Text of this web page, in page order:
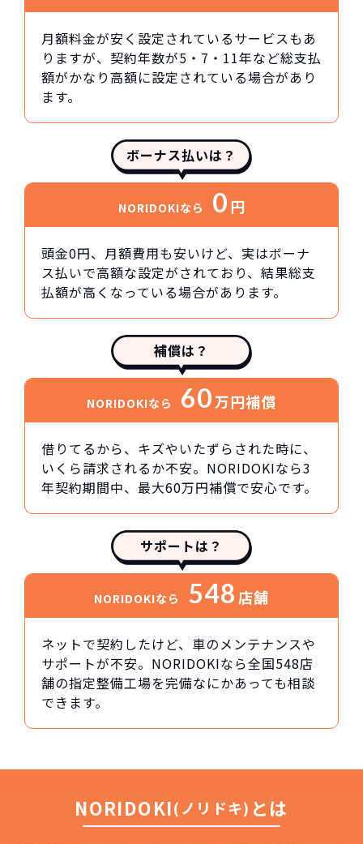
月額料金が安く設定されているサービスもあ
りますが、契約年数が5・7・11年など総支払
額がかなり高額に設定されている場合があり
ます。
ボーナス払いは？
NORIDOKIなら 0円
頭金0円、月額費用も安いけど、実はボーナ
ス払いで高額な設定がされており、結果総支
払額が高くなっている場合があります。
補償は？
NORIDOKIなら 60万円補償
借りてるから、キズやいたずらされた時に、
いくら請求されるか不安。NORIDOKIなら3
年契約期間中、最大60万円補償で安心です。
サポートは？
NORIDOKIなら 548店舗
ネットで契約したけど、車のメンテナンスや
サポートが不安。NORIDOKIなら全国548店
舗の指定整備工場を完備なにかあっても相談
できます。
NORIDOKI(ノリドキ) とは